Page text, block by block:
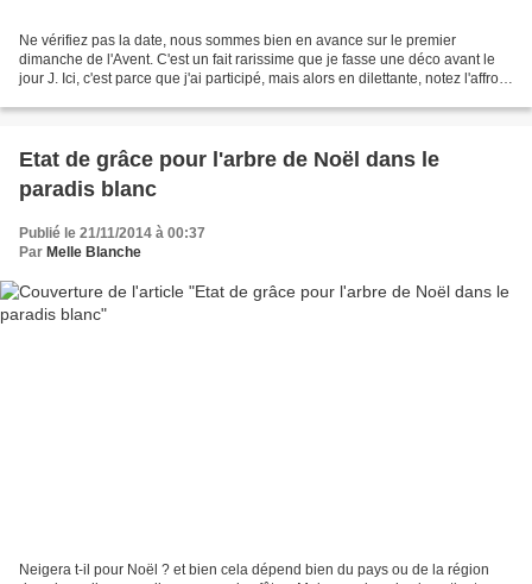
Ne vérifiez pas la date, nous sommes bien en avance sur le premier
dimanche de l'Avent. C'est un fait rarissime que je fasse une déco avant le
jour J. Ici, c'est parce que j'ai participé, mais alors en dilettante, notez l'affront
Etat de grâce pour l'arbre de Noël dans le
paradis blanc
Publié le 21/11/2014 à 00:37
Par Melle Blanche
Neigera t-il pour Noël ? et bien cela dépend bien du pays ou de la région